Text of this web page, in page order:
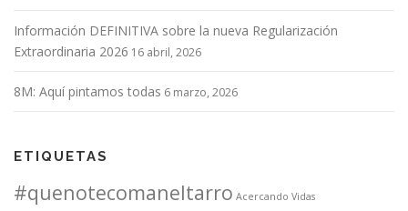
Información DEFINITIVA sobre la nueva Regularización
Extraordinaria 2026 16 abril, 2026
8M: Aquí pintamos todas 6 marzo, 2026
ETIQUETAS
#quenotecomaneltarro Acercando Vidas